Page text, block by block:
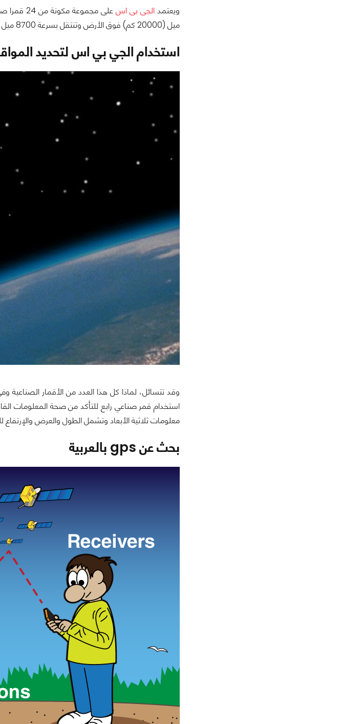
ويعتمد الجى بى اس
ميل (20000 كم) فوق الأرض وتنتقل بسرعة 8700 ميل في الساعة (14000 كم / ساعة).
استخدام الجي بي اس لتحديد
وقد تتسائل، لماذا كل هذا العدد من الأقمار الصناعية
استخدام قمر صناعي رابع للتأكد من صحة المعلومات
معلومات ثلاثية الأبعاد وتشمل الطول والعرض
بحث عن gps بالعربية